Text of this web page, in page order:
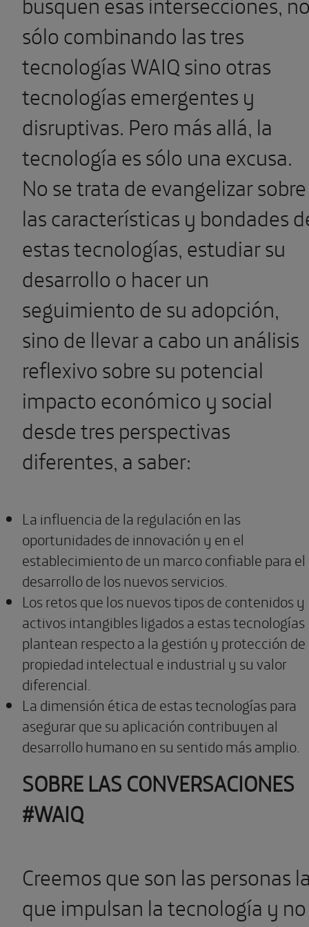
sólo combinando las tres
tecnologías WAIQ sino otras
tecnologías emergentes y
disruptivas. Pero más allá, la
tecnología es sólo una excusa.
No se trata de evangelizar sobre
las características y bondades
estas tecnologías, estudiar su
desarrollo o hacer un
seguimiento de su adopción,
sino de llevar a cabo un análisis
reflexivo sobre su potencial
impacto económico y social
desde tres perspectivas
diferentes, a saber:
La influencia de la regulación en las
oportunidades de innovación y en el
establecimiento de un marco confiable para el
desarrollo de los nuevos servicios.
Los retos que los nuevos tipos de contenidos y
activos intangibles ligados a estas tecnologías
plantean respecto a la gestión y protección de
propiedad intelectual e industrial y su valor
diferencial.
La dimensión ética de estas tecnologías para
asegurar que su aplicación contribuyen al
desarrollo humano en su sentido más amplio.
SOBRE LAS CONVERSACIONES
#WAIQ
Creemos que son las personas
que impulsan la tecnología y no